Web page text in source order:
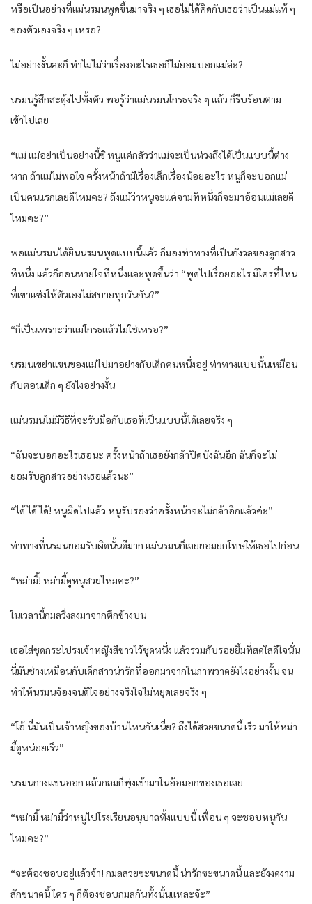
หรือเป็นอย่างที่แม่นรมนพูดขึ้นมาจริง ๆ เธอไม่ได้คิดกับเธอว่าเป็นแม่แท้ ๆ
ของตัวเองจริง ๆ เหรอ?
ไม่อย่างงั้นละก็ ทำไมไม่ว่าเรื่องอะไรเธอก็ไม่ยอมบอกแม่ล่ะ?
นรมนรู้สึกสะดุ้งไปทั้งตัว พอรู้ว่าแม่นรมนโกรธจริง ๆ แล้ว ก็รีบร้อนตาม
เข้าไปเลย
“แม่ แม่อย่าเป็นอย่างนี้ซิ หนูแค่กลัวว่าแม่จะเป็นห่วงถึงได้เป็นแบบนี้ต่าง
หาก ถ้าแม่ไม่พอใจ ครั้งหน้าถ้ามีเรื่องเล็กเรื่องน้อยอะไร หนูก็จะบอกแม่
เป็นคนแรกเลยดีไหมคะ? ถึงแม้ว่าหนูจะแค่จามทีหนึ่งก็จะมาอ้อนแม่เลยดี
ไหมคะ?”
พอแม่นรมนได้ยินนรมนพูดแบบนี้แล้ว ก็มองท่าทางที่เป็นกังวลของลูกสาว
ทีหนึ่ง แล้วก็ถอนหายใจทีหนึ่งและพูดขึ้นว่า “พูดไปเรื่อยอะไร มีใครที่ไหน
ที่เขาแช่งให้ตัวเองไม่สบายทุกวันกัน?”
“ก็เป็นเพราะว่าแม่โกรธแล้วไม่ใช่เหรอ?”
นรมนเขย่าแขนของแม่ไปมาอย่างกับเด็กคนหนึ่งอยู่ ท่าทางแบบนั้นเหมือน
กับตอนเด็ก ๆ ยังไงอย่างงั้น
แม่นรมนไม่มีวิธีที่จะรับมือกับเธอที่เป็นแบบนี้ได้เลยจริง ๆ
“ฉันจะบอกอะไรเธอนะ ครั้งหน้าถ้าเธอยังกล้าปิดบังฉันอีก ฉันก็จะไม่
ยอมรับลูกสาวอย่างเธอแล้วนะ”
“ได้ ได้ ได้! หนูผิดไปแล้ว หนูรับรองว่าครั้งหน้าจะไม่กล้าอีกแล้วค่ะ”
ท่าทางที่นรมนยอมรับผิดนั้นดีมาก แม่นรมนก็เลยยอมยกโทษให้เธอไปก่อน
“หม่ามี้! หม่ามี้ดูหนูสวยไหมคะ?”
ในเวลานี้กมลวิ่งลงมาจากตึกข้างบน
เธอใส่ชุดกระโปรงเจ้าหญิงสีขาวไว้ชุดหนึ่ง แล้วรวมกับรอยยิ้มที่สดใสดีใจนั่น
นี่มันช่างเหมือนกับเด็กสาวน่ารักที่ออกมาจากในภาพวาดยังไงอย่างงั้น จน
ทำให้นรมนจ้องจนดีใจอย่างจริงใจไม่หยุดเลยจริง ๆ
“โอ้ นี่มันเป็นเจ้าหญิงของบ้านไหนกันเนี่ย? ถึงได้สวยขนาดนี้ เร็ว มาให้หม่า
มี้ดูหน่อยเร็ว”
นรมนกางแขนออก แล้วกลมก็พุ่งเข้ามาในอ้อมอกของเธอเลย
“หม่ามี้ หม่ามี้ว่าหนูไปโรงเรียนอนุบาลทั้งแบบนี้ เพื่อน ๆ จะชอบหนูกัน
ไหมคะ?”
“จะต้องชอบอยู่แล้วจ้า! กมลสวยซะขนาดนี้ น่ารักซะขนาดนี้ และยังงดงาม
สักขนาดนี้ ใคร ๆ ก็ต้องชอบกมลกันทั้งนั้นแหละจ้ะ”